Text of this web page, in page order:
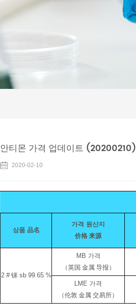
안티몬 가격 업데이트 (20200210)
2020-02-10
상품 品名
가격 원산지
价格 来源
2 #锑 sb 99.65 %
MB 가격
（英国 金属 导报）
LME 가격
（伦敦 金属 交易所）